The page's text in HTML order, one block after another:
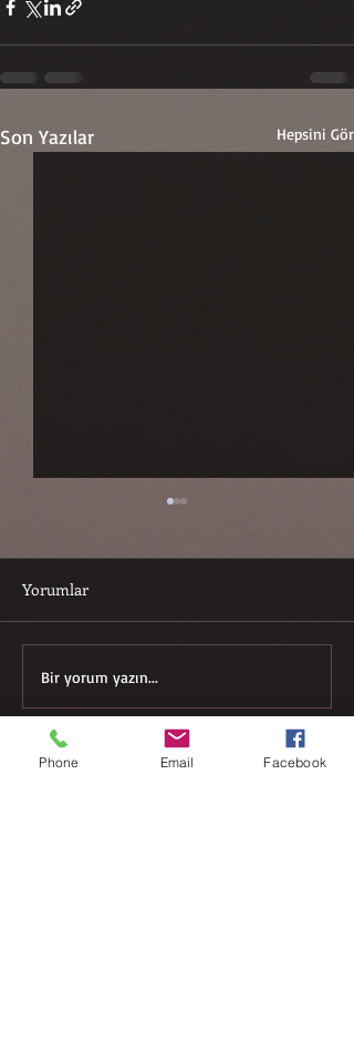
Son Yazılar Hepsini Gör
YAĞMUR ÇİSELİYOR
Yorumlar
Bir yorum yazın...
Phone Email Facebook